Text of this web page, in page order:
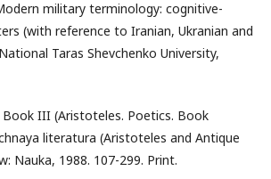
military terminology: cognitive-
(with reference to Iranian, Ukranian and
Taras Shevchenko University,
Book III (Aristoteles. Poetics. Book
literatura (Aristoteles and Antique
Nauka, 1988. 107-299. Print.